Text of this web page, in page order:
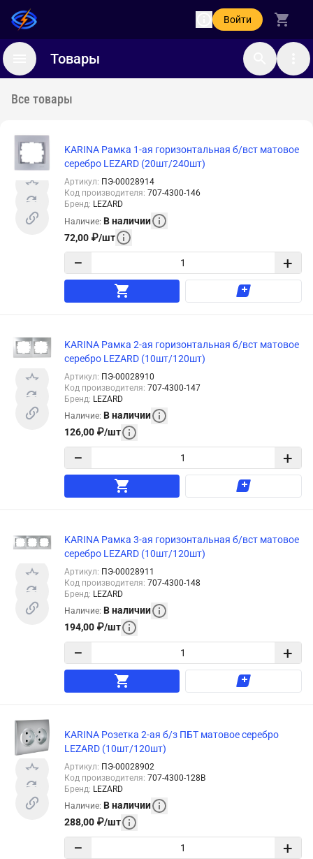
Войти
Товары
Все товары
KARINA Рамка 1-ая горизонтальная б/вст матовое
серебро LEZARD (20шт/240шт)
Артикул: ПЭ-00028914
Код производителя: 707-4300-146
Бренд: LEZARD
Наличие: В наличии
72,00 ₽/шт
− +
KARINA Рамка 2-ая горизонтальная б/вст матовое
серебро LEZARD (10шт/120шт)
Артикул: ПЭ-00028910
Код производителя: 707-4300-147
Бренд: LEZARD
Наличие: В наличии
126,00 ₽/шт
− +
KARINA Рамка 3-ая горизонтальная б/вст матовое
серебро LEZARD (10шт/120шт)
Артикул: ПЭ-00028911
Код производителя: 707-4300-148
Бренд: LEZARD
Наличие: В наличии
194,00 ₽/шт
− +
KARINA Розетка 2-ая б/з ПБТ матовое серебро
LEZARD (10шт/120шт)
Артикул: ПЭ-00028902
Код производителя: 707-4300-128B
Бренд: LEZARD
Наличие: В наличии
288,00 ₽/шт
− +